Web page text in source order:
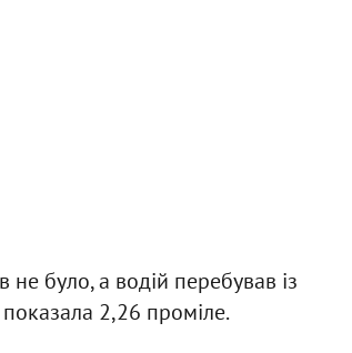
було, а водій перебував із
2,26 проміле.